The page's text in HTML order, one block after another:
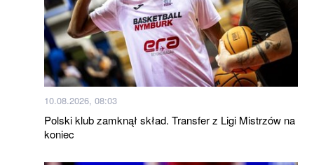
10.08.2026, 08:03
Polski klub zamknął skład. Transfer z Ligi Mistrzów na
koniec